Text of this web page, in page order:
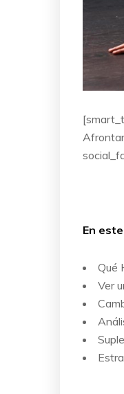
En
Qué
Ver